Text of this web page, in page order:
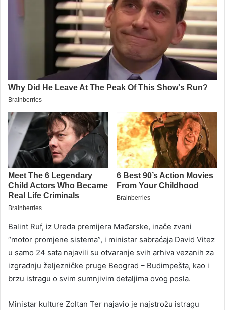
Balint Ruf, iz Ureda premijera Mađarske, inače zvani
“motor promjene sistema”, i ministar sabraćaja David Vitez
u samo 24 sata najavili su otvaranje svih arhiva vezanih za
izgradnju željezničke pruge Beograd – Budimpešta, kao i
brzu istragu o svim sumnjivim detaljima ovog posla.
Ministar kulture Zoltan Ter najavio je najstrožu istragu